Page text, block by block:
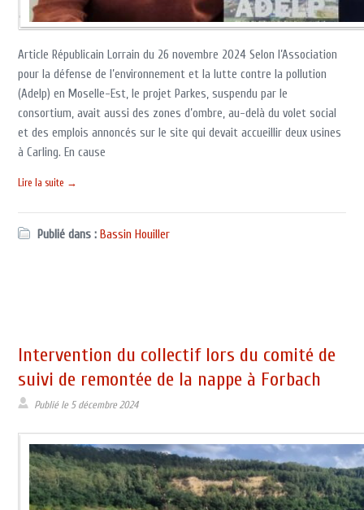
Article Républicain Lorrain du 26 novembre 2024 Selon l’Association
pour la défense de l’environnement et la lutte contre la pollution
(Adelp) en Moselle-Est, le projet Parkes, suspendu par le
consortium, avait aussi des zones d’ombre, au-delà du volet social
et des emplois annoncés sur le site qui devait accueillir deux usines
à Carling. En cause
Lire la suite →
Publié dans : Bassin Houiller
Intervention du collectif lors du comité de
suivi de remontée de la nappe à Forbach
Publié le 5 décembre 2024